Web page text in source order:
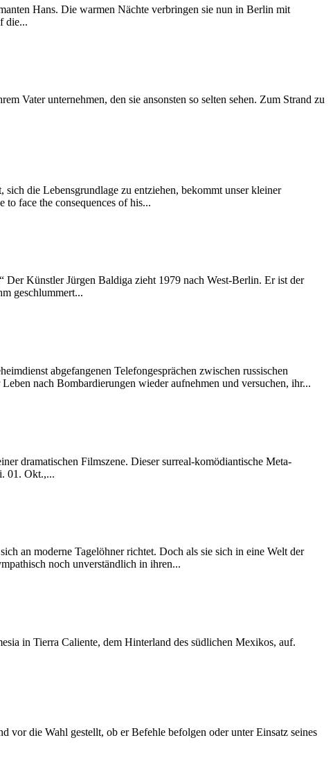
Hans. Die warmen Nächte verbringen sie nun in Berlin mit
die...
Vater unternehmen, den sie ansonsten so selten sehen. Zum Strand zu
die Lebensgrundlage zu entziehen, bekommt unser kleiner
face the consequences of his...
Künstler Jürgen Baldiga zieht 1979 nach West-Berlin. Er ist der
geschlummert...
abgefangenen Telefongesprächen zwischen russischen
nach Bombardierungen wieder aufnehmen und versuchen, ihr...
dramatischen Filmszene. Dieser surreal-komödiantische Meta-
01. Okt.,...
an moderne Tagelöhner richtet. Doch als sie sich in eine Welt der
noch unverständlich in ihren...
in Tierra Caliente, dem Hinterland des südlichen Mexikos, auf.
vor die Wahl gestellt, ob er Befehle befolgen oder unter Einsatz seines